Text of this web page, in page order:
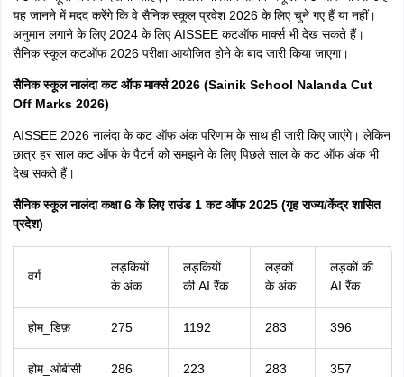
यह जानने में मदद करेंगे कि वे सैनिक स्कूल प्रवेश 2026 के लिए चुने गए हैं या नहीं।
अनुमान लगाने के लिए 2024 के लिए AISSEE कटऑफ मार्क्स भी देख सकते हैं।
सैनिक स्कूल कटऑफ 2026 परीक्षा आयोजित होने के बाद जारी किया जाएगा।
सैनिक स्कूल नालंदा कट ऑफ मार्क्स 2026 (Sainik School Nalanda Cut
Off Marks 2026)
AISSEE 2026 नालंदा के कट ऑफ अंक परिणाम के साथ ही जारी किए जाएंगे। लेकिन
छात्र हर साल कट ऑफ के पैटर्न को समझने के लिए पिछले साल के कट ऑफ अंक भी
देख सकते हैं।
सैनिक स्कूल नालंदा कक्षा 6 के लिए राउंड 1 कट ऑफ 2025 (गृह राज्य/केंद्र शासित
प्रदेश)
वर्ग
लड़कियों
के अंक
लड़कियों
की AI रैंक
लड़कों
के अंक
लड़कों की
AI रैंक
होम_डिफ़ 275 1192 283 396
होम_ओबीसी 286 223 283 357